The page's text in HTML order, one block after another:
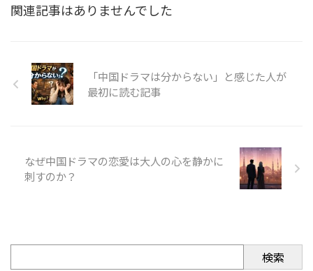
関連記事はありませんでした
「中国ドラマは分からない」と感じた人が
最初に読む記事
なぜ中国ドラマの恋愛は大人の心を静かに
刺すのか？
検索